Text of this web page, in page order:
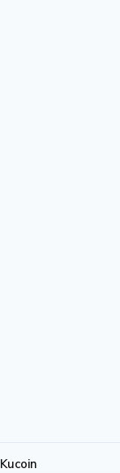
Kucoin